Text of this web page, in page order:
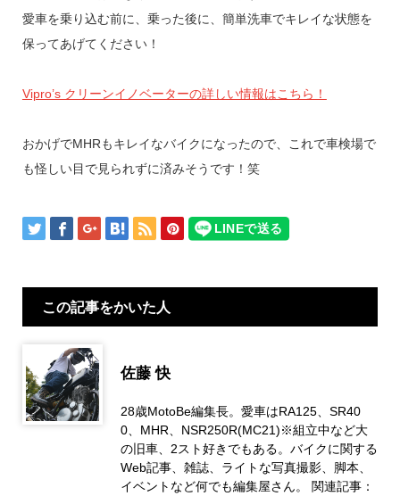
愛車を乗り込む前に、乗った後に、簡単洗車でキレイな状態を
保ってあげてください！
Vipro’s クリーンイノベーターの詳しい情報はこちら！
おかげでMHRもキレイなバイクになったので、これで車検場で
も怪しい目で見られずに済みそうです！笑
この記事をかいた人
佐藤 快
28歳MotoBe編集長。愛車はRA125、SR40
0、MHR、NSR250R(MC21)※組立中など大
の旧車、2スト好きでもある。バイクに関する
Web記事、雑誌、ライトな写真撮影、脚本、
イベントなど何でも編集屋さん。 関連記事：